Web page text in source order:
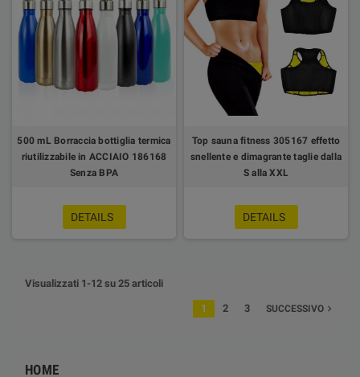
HOME
500 mL Borraccia bottiglia termica
riutilizzabile in ACCIAIO 186168
Senza BPA
DETAILS
Top sauna fitness 305167 effetto
snellente e dimagrante taglie dalla
S alla XXL
DETAILS
Visualizzati 1-12 su 25 articoli
1 2 3 SUCCESSIVO navigate_next